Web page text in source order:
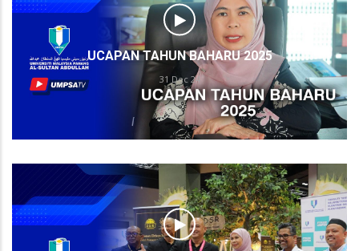
UCAPAN TAHUN BAHARU 2025
31 Dec 24